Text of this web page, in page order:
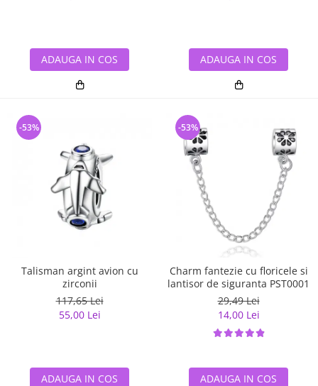
ADAUGA IN COS ADAUGA IN COS
Talisman argint avion cu
zirconii
117,65 Lei
55,00 Lei
-53%
ADAUGA IN COS
Charm fantezie cu floricele si
lantisor de siguranta PST0001
29,49 Lei
14,00 Lei
-53%
ADAUGA IN COS